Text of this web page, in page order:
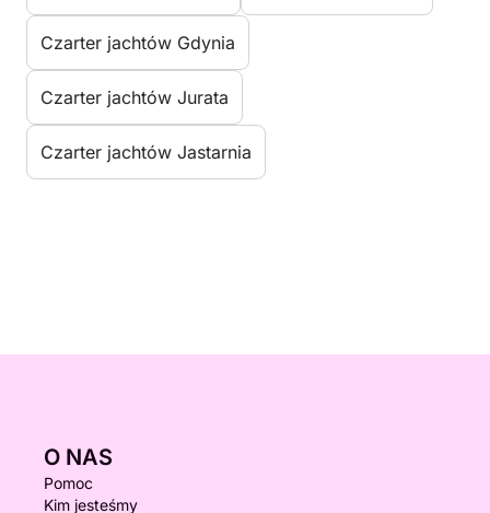
Czarter jachtów Gdynia
Czarter jachtów Jurata
Czarter jachtów Jastarnia
O NAS
Pomoc
Kim jesteśmy